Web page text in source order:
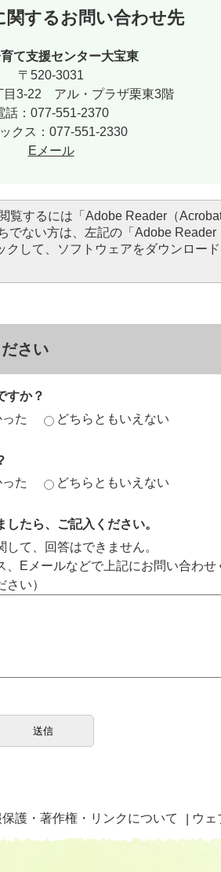
関するお問い合わせ先
て支援センター大宝東
〒520-3031
目3-22 アル・プラザ栗東3階
話：077-551-2370
クス：077-551-2330
Eメール
覧するには「Adobe Reader（
でない方は、左記の「Adobe Reader
して、ソフトウェアをダウンロー
さい
すか？
た どちらともいえない
た どちらともいえない
たら、ご記入ください。
て、回答はできません。
Eメールなどで上記にお問い合わせ
い）
護・著作権・リンクについて ウェ